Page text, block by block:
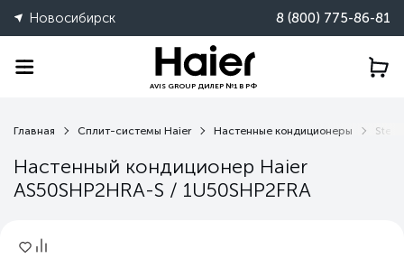
Новосибирск 8 (800) 775-86-81
AVIS GROUP ДИЛЕР №1 В РФ
Главная Сплит-системы Haier Настенные кондиционеры
Настенный кондиционер Haier
AS50SHP2HRA-S / 1U50SHP2FRA